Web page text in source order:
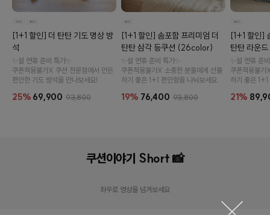
[1+1 할인] 더 탄탄 기도 명상 방
석
✨설 연휴 준비 특가✨
쿠폰적용불가X 쿠션 전문점에서 만든
편안한 기도 방석을 만나보세요!
25% 69,900 93,800
[1+1 할인] 솜포함 프리미엄 더
탄탄 삼각 등쿠션 (26color)
✨설 연휴 준비 특가✨
쿠폰적용불가X 소중한 분들에게 선물
하기 좋은 1+1 편안함을 나눠보세요.
19% 76,400 93,800
[1+1 할인]
탄탄 라운
✨설 연휴 준
쿠폰적용불가
하기 좋은
21%
쿠션이야기 Short 📸
19,900원25%14,900원
좌우로 영상을 넘겨보세요